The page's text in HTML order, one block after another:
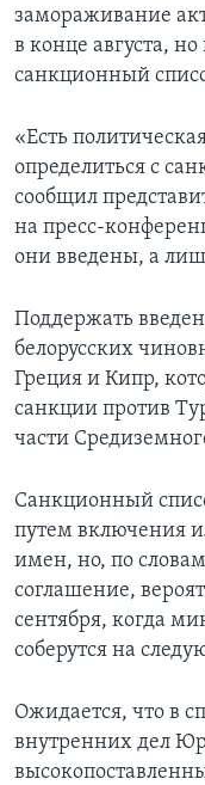
замораживание
в конце августа,
санкционный
«Есть
определиться с
сообщил
на пресс-
они введены, а
Поддержать
белорусских
Греция и Кипр,
санкции против
части
Санкционный
путем включения
имен, но, по
соглашение,
сентября, когда
соберутся на
Ожидается, что в
внутренних дел